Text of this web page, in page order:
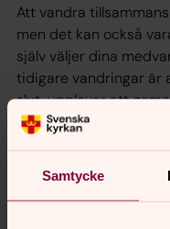
Samtycke
Att vandra
men det kan också
själv väljer dina
tidigare vandringar är
slut, upplever att
vandringens rikaste
delandet som gett
Pilgrimscentrum